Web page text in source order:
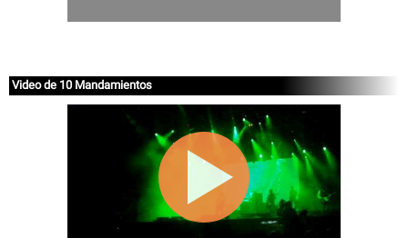
Video de 10 Mandamientos